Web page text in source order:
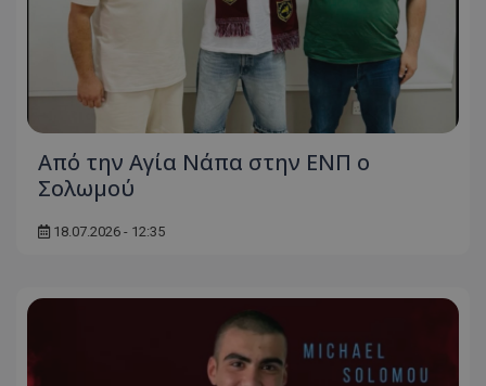
Από την Αγία Νάπα στην ΕΝΠ ο
Σολωμού
18.07.2026 - 12:35